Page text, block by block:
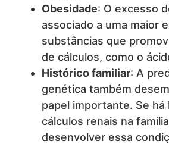
Obesidade: O excesso
associado a uma maior
substâncias que
de cálculos, como o
Histórico familiar: A
genética também
papel importante. Se há
cálculos renais na
desenvolver essa